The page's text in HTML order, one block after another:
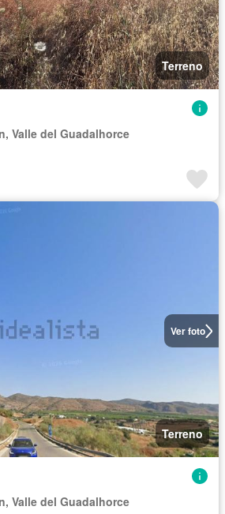
Terreno
Valle del Guadalhorce
Ver foto
Terreno
Valle del Guadalhorce